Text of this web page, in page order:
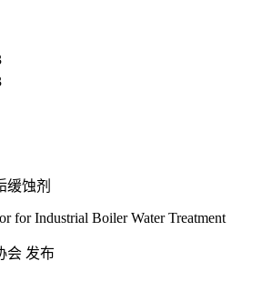
缓蚀剂
for Industrial Boiler Water Treatment
会 发布